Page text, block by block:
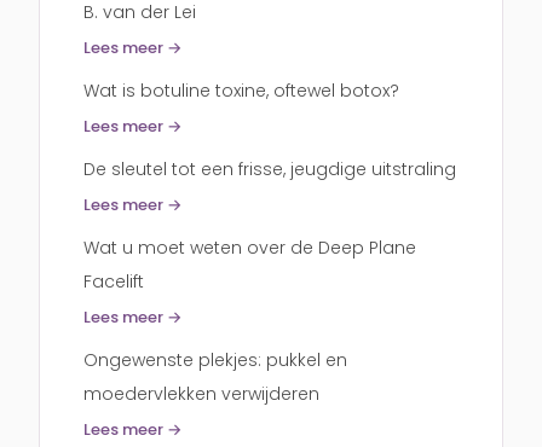
B. van der Lei
Lees meer →
Wat is botuline toxine, oftewel botox?
Lees meer →
De sleutel tot een frisse, jeugdige uitstraling
Lees meer →
Wat u moet weten over de Deep Plane
Facelift
Lees meer →
Ongewenste plekjes: pukkel en
moedervlekken verwijderen
Lees meer →